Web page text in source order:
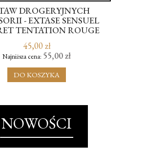
DROGERYJNYCH
- EXTASE SENSUEL
TENTATION ROUGE
45,00 zł
Najniższa cena: 55,00 zł
DO KOSZYKA
NOWOŚCI